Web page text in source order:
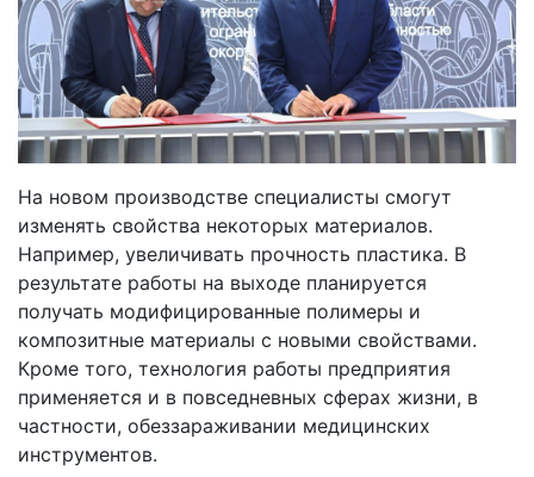
На новом производстве специалисты смогут
изменять свойства некоторых материалов.
Например, увеличивать прочность пластика. В
результате работы на выходе планируется
получать модифицированные полимеры и
композитные материалы с новыми свойствами.
Кроме того, технология работы предприятия
применяется и в повседневных сферах жизни, в
частности, обеззараживании медицинских
инструментов.